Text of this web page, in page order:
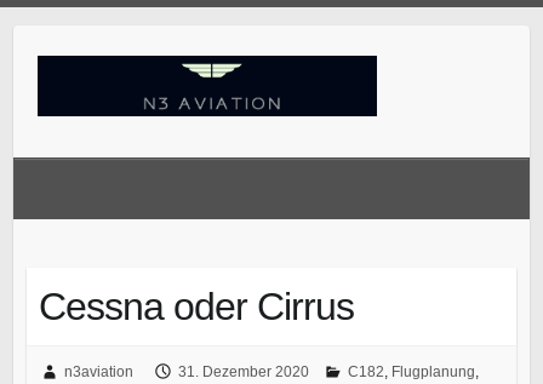
Cessna oder Cirrus
n3aviation 31. Dezember 2020 C182 Flugplanung